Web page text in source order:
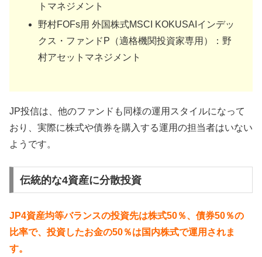
トマネジメント
野村FOFs用 外国株式MSCI KOKUSAIインデッ
クス・ファンドP（適格機関投資家専用）：野
村アセットマネジメント
JP投信は、他のファンドも同様の運用スタイルになって
おり、実際に株式や債券を購入する運用の担当者はいない
ようです。
伝統的な4資産に分散投資
JP4資産均等バランスの投資先は株式50％、債券50％の
比率で、投資したお金の50％は国内株式で運用されま
す。